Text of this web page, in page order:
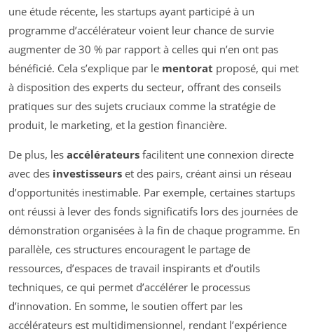
une étude récente, les startups ayant participé à un
programme d’accélérateur voient leur chance de survie
augmenter de 30 % par rapport à celles qui n’en ont pas
bénéficié. Cela s’explique par le mentorat proposé, qui met
à disposition des experts du secteur, offrant des conseils
pratiques sur des sujets cruciaux comme la stratégie de
produit, le marketing, et la gestion financière.
De plus, les accélérateurs facilitent une connexion directe
avec des investisseurs et des pairs, créant ainsi un réseau
d’opportunités inestimable. Par exemple, certaines startups
ont réussi à lever des fonds significatifs lors des journées de
démonstration organisées à la fin de chaque programme. En
parallèle, ces structures encouragent le partage de
ressources, d’espaces de travail inspirants et d’outils
techniques, ce qui permet d’accélérer le processus
d’innovation. En somme, le soutien offert par les
accélérateurs est multidimensionnel, rendant l’expérience